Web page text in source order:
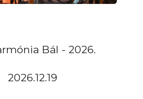
Bál - 2026.
2026.12.19